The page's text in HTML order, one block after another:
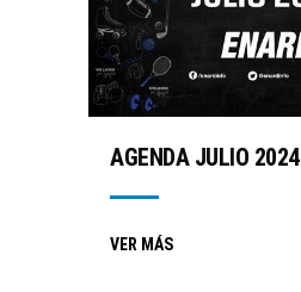
AGENDA JULIO 2024
VER MÁS